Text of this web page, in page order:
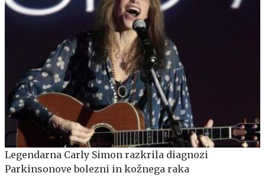
Legendarna Carly Simon razkrila diagnozi
Parkinsonove bolezni in kožnega raka